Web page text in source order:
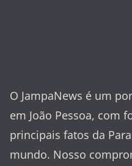
O JampaNews é um
em João Pessoa, com
principais fatos da
mundo. Nosso